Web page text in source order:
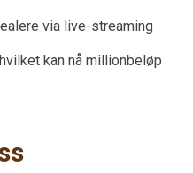
via live-streaming
kan nå millionbeløp